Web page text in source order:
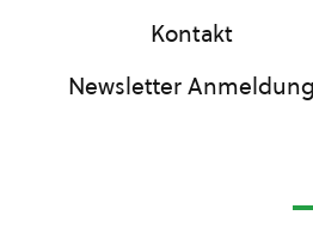
Kontakt
Newsletter Anmeldung